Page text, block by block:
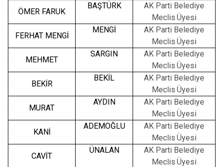
ÖMER FARUK
BAŞTÜRK AK Parti Belediye
Meclis Üyesi
FERHAT MENGİ
MENGİ AK Parti Belediye
Meclis Üyesi
MEHMET
SARGIN AK Parti Belediye
Meclis Üyesi
BEKİR
BEKİL AK Parti Belediye
Meclis Üyesi
MURAT
AYDIN AK Parti Belediye
Meclis Üyesi
KANİ
ADEMOĞLU AK Parti Belediye
Meclis Üyesi
CAVİT
ÜNALAN AK Parti Belediye
Meclis Üyesi